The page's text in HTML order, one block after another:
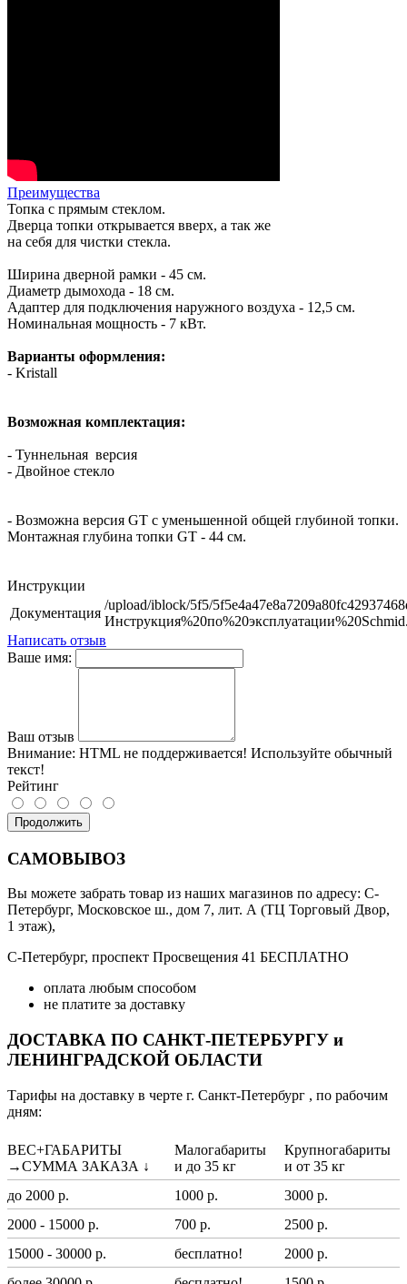
Преимущества
Топка с прямым стеклом.
Дверца топки открывается вверх, а так же
на себя для чистки стекла.
Ширина дверной рамки - 45 см.
Диаметр дымохода - 18 см.
Адаптер для подключения наружного воздуха - 12,5 см.
Номинальная мощность - 7 кВт.
Варианты оформления:
- Kristall
Возможная комплектация:
- Туннельная версия
- Двойное стекло
- Возможна версия GT с уменьшенной общей глубиной топки.
Монтажная глубина топки GT - 44 см.
Инструкции
Документация
/upload/iblock/5f5/
Написать отзыв
Ваше имя:
Ваш отзыв
Внимание: HTML не поддерживается! Используйте обычный
текст!
Рейтинг
Продолжить
САМОВЫВОЗ
Вы можете забрать товар из наших магазинов по адресу: С-
Петербург, Московское ш., дом 7, лит. А (ТЦ Торговый Двор,
1 этаж),
С-Петербург, проспект Просвещения 41 БЕСПЛАТНО
оплата любым способом
не платите за доставку
ДОСТАВКА ПО САНКТ-ПЕТЕРБУРГУ и
ЛЕНИНГРАДСКОЙ ОБЛАСТИ
Тарифы на доставку в черте г. Санкт-Петербург , по рабочим
дням:
ВЕС+ГАБАРИТЫ
→СУММА ЗАКАЗА ↓
Малогабариты
и до 35 кг
Крупногабариты
и от 35 кг
до 2000 р.
1000 р.
3000 р.
2000 - 15000 р.
700 р.
2500 р.
15000 - 30000 р.
бесплатно!
2000 р.